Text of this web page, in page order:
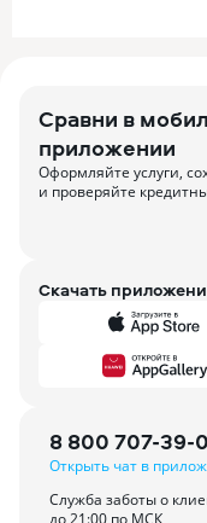
Сравни в
приложении
Оформляйте услуги,
и проверяйте
Скачать
8 800 707-39-
Открыть чат в
Служба заботы о